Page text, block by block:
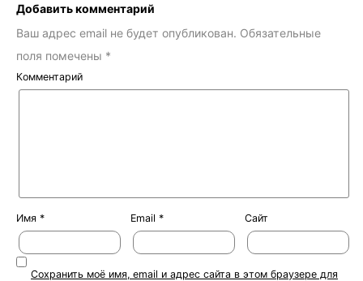
Добавить комментарий
Ваш адрес email не будет опубликован. Обязательные
поля помечены *
Комментарий
Имя * Email * Сайт
Сохранить моё имя, email и адрес сайта в этом браузере для